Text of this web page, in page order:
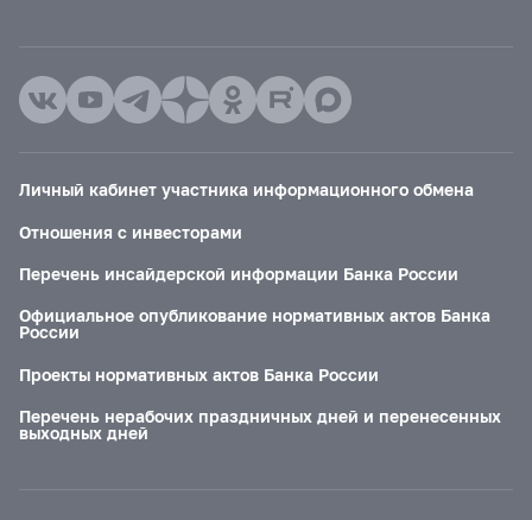
Личный кабинет участника информационного обмена
Отношения с инвесторами
Перечень инсайдерской информации Банка России
Официальное опубликование нормативных актов Банка
России
Проекты нормативных актов Банка России
Перечень нерабочих праздничных дней и перенесенных
выходных дней